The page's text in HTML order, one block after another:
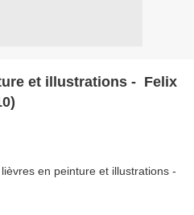
et illustrations - Felix